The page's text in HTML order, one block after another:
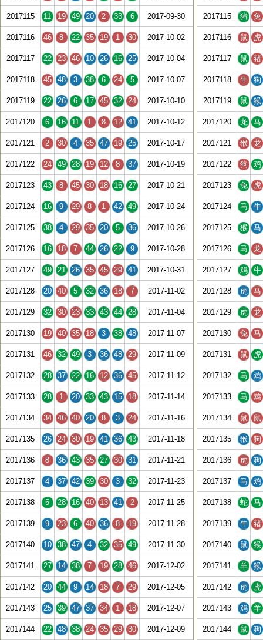
2017115 11 19 49 20 2 33 6 2017-09-30
2017116 46 8 22 35 19 1 30 2017-10-02
2017117 22 23 46 10 26 16 25 2017-10-04
2017118 45 48 3 38 6 24 5 2017-10-07
2017119 22 26 6 17 45 32 24 2017-10-10
2017120 6 16 11 1 8 12 41 2017-10-12
2017121 2 30 4 35 47 19 25 2017-10-17
2017122 24 49 28 19 12 8 37 2017-10-19
2017123 43 8 45 30 18 16 27 2017-10-21
2017124 16 9 29 8 1 42 49 2017-10-24
2017125 38 4 29 35 20 5 36 2017-10-26
2017126 16 18 7 44 26 22 9 2017-10-28
2017127 49 21 26 35 45 29 41 2017-10-31
2017128 20 40 5 32 36 18 7 2017-11-02
2017129 32 30 23 33 43 44 28 2017-11-04
2017130 19 40 35 18 3 38 48 2017-11-07
2017131 46 32 49 3 36 48 29 2017-11-09
2017132 28 37 22 16 12 36 45 2017-11-12
2017133 28 1 20 33 43 15 18 2017-11-14
2017134 34 46 40 20 8 3 24 2017-11-16
2017135 26 24 30 19 41 36 43 2017-11-18
2017136 8 36 43 35 27 30 31 2017-11-21
2017137 4 37 42 39 30 3 32 2017-11-23
2017138 5 28 16 40 13 41 2 2017-11-25
2017139 9 23 6 40 36 8 19 2017-11-28
2017140 10 38 47 4 32 35 49 2017-11-30
2017141 27 14 38 7 19 28 46 2017-12-02
2017142 20 44 9 14 18 7 29 2017-12-05
2017143 25 39 47 37 34 1 18 2017-12-07
2017144 22 48 38 24 35 29 30 2017-12-09
2017115 猪 兔
2017116 鼠 虎
2017117 鼠 猪
2017118 牛 狗
2017119 鼠 猴
2017120 龙 马
2017121 猴 龙
2017122 狗 鸡
2017123 兔 虎
2017124 马 牛
2017125 猴 马
2017126 马 龙
2017127 鸡 牛
2017128 虎 马
2017129 虎 龙
2017130 兔 马
2017131 鼠 虎
2017132 马 鸡
2017133 马 鸡
2017134 鼠 鼠
2017135 猴 狗
2017136 虎 狗
2017137 马 鸡
2017138 蛇 马
2017139 牛 猪
2017140 鼠 猴
2017141 羊 猴
2017142 虎 虎
2017143 鸡 羊
2017144 鼠 狗